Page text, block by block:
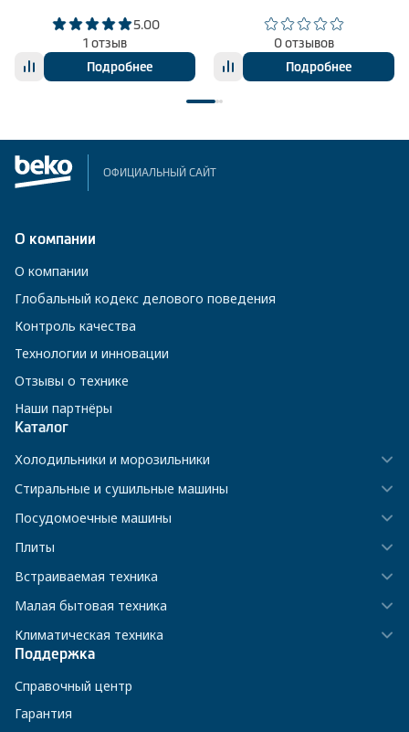
5.00
1 отзыв
Подробнее
0 отзывов
Подробнее
ОФИЦИАЛЬНЫЙ САЙТ
О компании
О компании
Глобальный кодекс делового поведения
Контроль качества
Технологии и инновации
Отзывы о технике
Наши партнёры
Каталог
Холодильники и морозильники
Стиральные и сушильные машины
Посудомоечные машины
Плиты
Встраиваемая техника
Малая бытовая техника
Климатическая техника
Поддержка
Справочный центр
Гарантия